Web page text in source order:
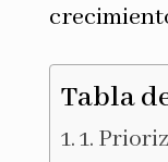
Tabla
1.